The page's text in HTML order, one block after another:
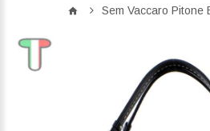
Sem Vaccaro Pitone